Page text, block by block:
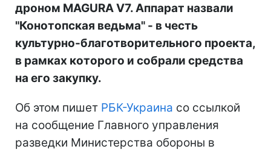
дроном MAGURA V7. Аппарат назвали
"Конотопская ведьма" - в честь
культурно-благотворительного проекта,
в рамках которого и собрали средства
на его закупку.
Об этом пишет РБК-Украина со ссылкой
на сообщение Главного управления
разведки Министерства обороны в